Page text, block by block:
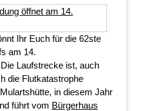
Ihr Euch für die 62ste
am 14.
Laufstrecke ist, auch
die Flutkatastrophe
in diesem Jahr
führt vom Bürgerhaus